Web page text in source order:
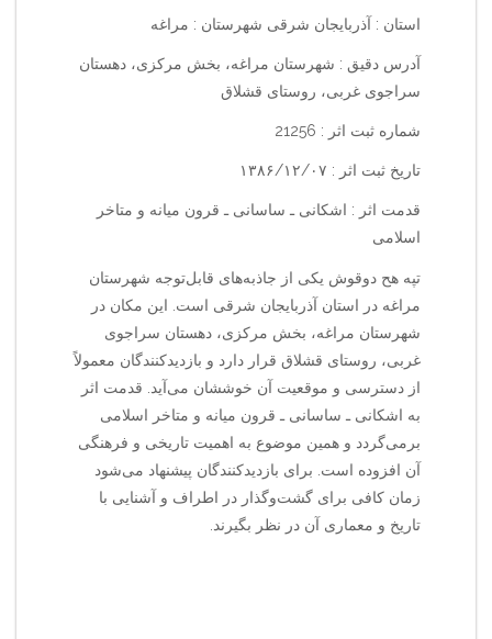
استان : آذربایجان شرقی شهرستان : مراغه
آدرس دقیق : شهرستان مراغه، بخش مرکزی، دهستان
سراجوی غربی، روستای قشلاق
شماره ثبت اثر : 21256
تاریخ ثبت اثر : ۱۳۸۶/۱۲/۰۷
قدمت اثر : اشکانی ـ ساسانی ـ قرون میانه و متاخر
اسلامی
تپه هح دوقوش یکی از جاذبه‌های قابل‌توجه شهرستان
مراغه در استان آذربایجان شرقی است. این مکان در
شهرستان مراغه، بخش مرکزی، دهستان سراجوی
غربی، روستای قشلاق قرار دارد و بازدیدکنندگان معمولاً
از دسترسی و موقعیت آن خوششان می‌آید. قدمت اثر
به اشکانی ـ ساسانی ـ قرون میانه و متاخر اسلامی
برمی‌گردد و همین موضوع به اهمیت تاریخی و فرهنگی
آن افزوده است. برای بازدیدکنندگان پیشنهاد می‌شود
زمان کافی برای گشت‌وگذار در اطراف و آشنایی با
تاریخ و معماری آن در نظر بگیرند.